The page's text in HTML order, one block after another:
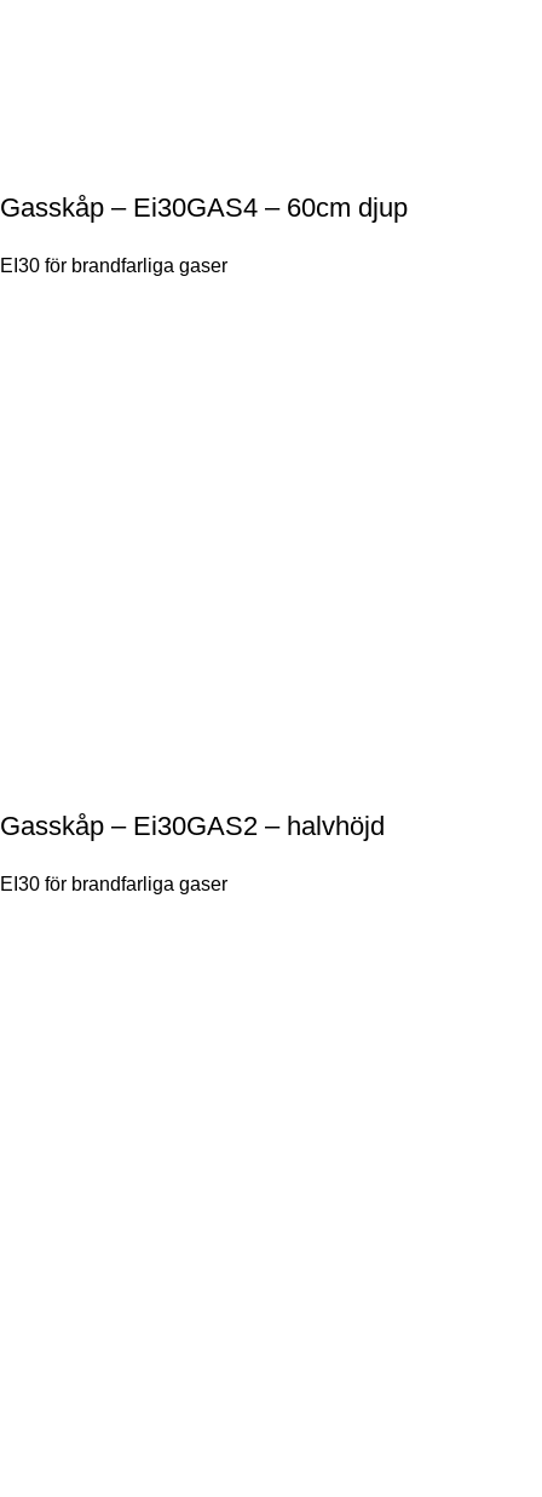
Gasskåp – Ei30GAS4 – 60cm djup
EI30 för brandfarliga gaser
Gasskåp – Ei30GAS2 – halvhöjd
EI30 för brandfarliga gaser